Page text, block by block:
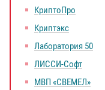
КриптоПро
Криптэкс
Лаборатория 50
ЛИССИ-Софт
МВП «СВЕМЕЛ»